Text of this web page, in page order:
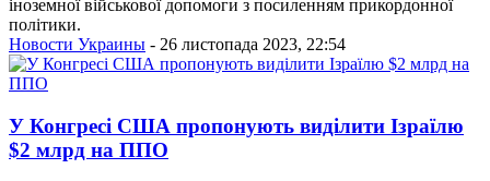
іноземної військової допомоги з посиленням прикордонної
політики.
Новости Украины - 26 листопада 2023, 22:54
У Конгресі США пропонують виділити Ізраїлю
$2 млрд на ППО